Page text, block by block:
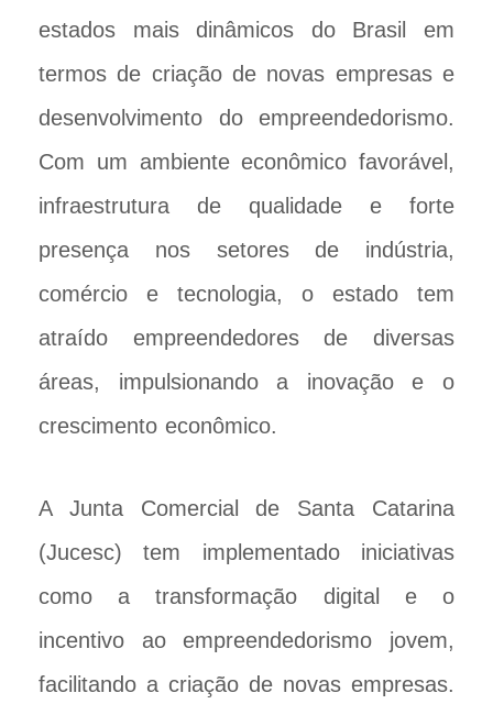
estados mais dinâmicos do Brasil em
termos de criação de novas empresas e
desenvolvimento do empreendedorismo.
Com um ambiente econômico favorável,
infraestrutura de qualidade e forte
presença nos setores de indústria,
comércio e tecnologia, o estado tem
atraído empreendedores de diversas
áreas, impulsionando a inovação e o
crescimento econômico.
A Junta Comercial de Santa Catarina
(Jucesc) tem implementado iniciativas
como a transformação digital e o
incentivo ao empreendedorismo jovem,
facilitando a criação de novas empresas.